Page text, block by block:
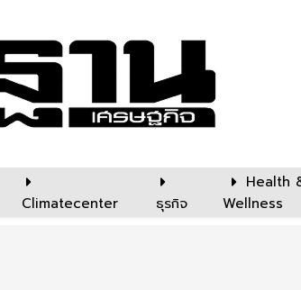
Climatecenter ธุรกิจ
Health
Wellness